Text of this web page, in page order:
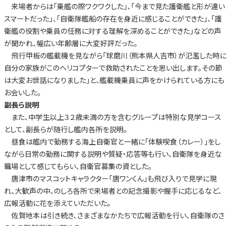
来場者からは「乗艦の際ワクワクした」、「今まで見た護衛艦と形が違い
スマートだった」、「自衛隊艦船の存在を身近に感じることができた」、「護
衛艦の役割や乗員の任務に対する理解を深めることができた」などの声
が聞かれ、幅広い年齢層に大変好評だった。
飛行甲板の艦載機を見ながら「球磨川（熊本県人吉市）が氾濫した時に
自分の家族がこのヘリコプターで救助されたことを思い出します。その節
は大変お世話になりました」と、艦載機乗員に声をかけられている方にも
お会いした。
副長ら説明
また、中学生以上３２歳未満の方を含むグループは特別な見学コース
として、副長らが随行し艦内各所を説明。
昼食は艦内で勤務する海上自衛官と一緒に「体験喫食（カレー）」をし
ながら日常の勤務に関する説明や質疑・応答等も行い、自衛隊を身近な
職場として感じてもらい、自衛官募集の資とした。
唐津市のマスコットキャラクター「唐ワンくん」も飛び入りで見学に現
れ、大歓声の中、のしろ各所で来場者との記念撮影や握手に応じるなど、
広報活動に花を添えていただいた。
佐賀地本は引き続き、さまざまなかたちで広報活動を行い、自衛隊のさ